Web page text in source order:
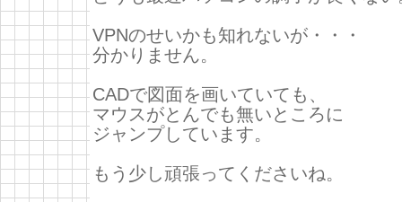
VPNのせいかも知れないが・・・
分かりません。
CADで図面を画いていても、
マウスがとんでも無いところに
ジャンプしています。
もう少し頑張ってくださいね。